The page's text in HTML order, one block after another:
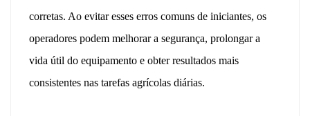
corretas. Ao evitar esses erros comuns de iniciantes, os
operadores podem melhorar a segurança, prolongar a
vida útil do equipamento e obter resultados mais
consistentes nas tarefas agrícolas diárias.